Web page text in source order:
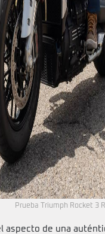
Prueba Triumph Rocket 3 R
aspecto de una